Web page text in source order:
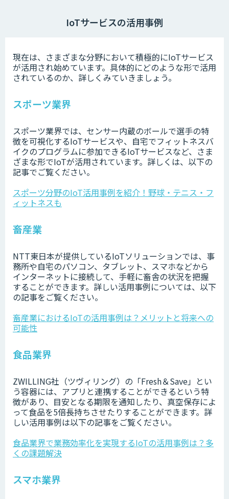
IoTサービスの活用事例
現在は、さまざまな分野において積極的にIoTサービス
が活用され始めています。具体的にどのような形で活用
されているのか、詳しくみていきましょう。
スポーツ業界
スポーツ業界では、センサー内蔵のボールで選手の特
徴を可視化するIoTサービスや、自宅でフィットネスバ
イクのプログラムに参加できるIoTサービスなど、さま
ざまな形でIoTが活用されています。詳しくは、以下の
記事でご覧ください。
スポーツ分野のIoT活用事例を紹介！野球・テニス・フ
ィットネスも
畜産業
NTT東日本が提供しているIoTソリューションでは、事
務所や自宅のパソコン、タブレット、スマホなどから
インターネットに接続して、手軽に畜舎の状況を把握
することができます。詳しい活用事例については、以下
の記事をご覧ください。
畜産業におけるIoTの活用事例は？メリットと将来への
可能性
食品業界
ZWILLING社（ツヴィリング）の「Fresh＆Save」とい
う容器には、アプリと連携することができるという特
徴があり、目安となる期限を通知したり、真空保存によ
って食品を5倍長持ちさせたりすることができます。詳
しい活用事例は以下の記事をご覧ください。
食品業界で業務効率化を実現するIoTの活用事例は？多
くの課題解決
スマホ業界